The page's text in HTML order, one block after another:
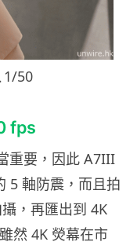
1/50
fps
重要，因此 A7III
5 軸防震，而且拍
，再匯出到 4K
然 4K 熒幕在市